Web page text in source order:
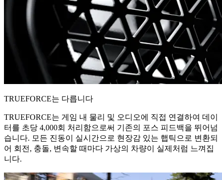
TRUEFORCE는 다릅니다
TRUEFORCE는 게임 내 물리 및 오디오에 직접 연결하여 데이
터를 초당 4,000회 처리함으로써 기존의 포스 피드백을 뛰어넘
습니다. 모든 진동이 실시간으로 현장감 있는 햅틱으로 변환되
어 회전, 충돌, 변속할 때마다 가상의 차량이 실제처럼 느껴집
니다.